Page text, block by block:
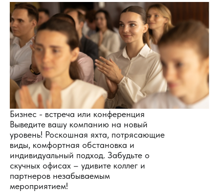
Бизнес - встреча или конференция
Выведите вашу компанию на новый
уровень! Роскошная яхта, потрясающие
виды, комфортная обстановка и
индивидуальный подход. Забудьте о
скучных офисах – удивите коллег и
партнеров незабываемым
мероприятием!